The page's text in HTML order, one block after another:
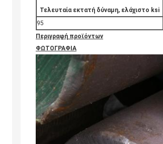
Τελευταία εκτατή δύναμη, ελάχιστο ksi
95
Περιγραφή προϊόντων
ΦΩΤΟΓΡΑΦΙΑ